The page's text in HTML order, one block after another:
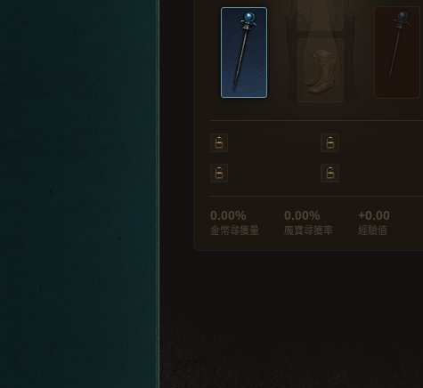
0.00%
金幣尋獲量
0.00%
魔寶尋獲率
+0.00
經驗值